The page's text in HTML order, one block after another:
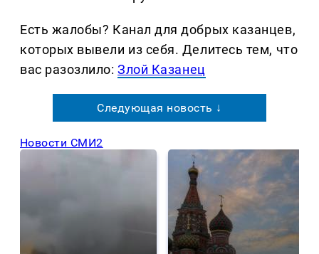
Есть жалобы? Канал для добрых казанцев,
которых вывели из себя. Делитеcь тем, что
вас разозлило:Злой Казанец
Следующая новость ↓
Новости СМИ2